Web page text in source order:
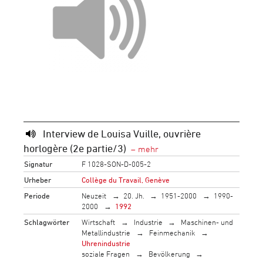
Interview de Louisa Vuille, ouvrière
horlogère (2e partie/3)
Signatur
F 1028-SON-D-005-2
Urheber
Collège du Travail, Genève
Periode
Neuzeit 20. Jh. 1951-2000
1990-
2000
1992
Schlagwörter
Wirtschaft Industrie
Maschinen- und
Metallindustrie
Feinmechanik
Uhrenindustrie
soziale Fragen
Bevölkerung